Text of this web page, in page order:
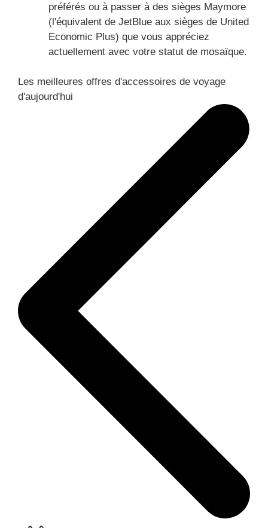
préférés ou à passer à des sièges Maymore
(l'équivalent de JetBlue aux sièges de United
Economic Plus) que vous appréciez
actuellement avec votre statut de mosaïque.
Les meilleures offres d'accessoires de voyage
d'aujourd'hui